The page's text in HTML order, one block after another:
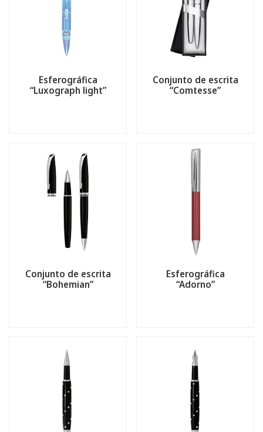
Esferográfica
“Luxograph light”
Conjunto de escrita
“Comtesse”
Conjunto de escrita
“Bohemian”
Esferográfica
“Adorno”